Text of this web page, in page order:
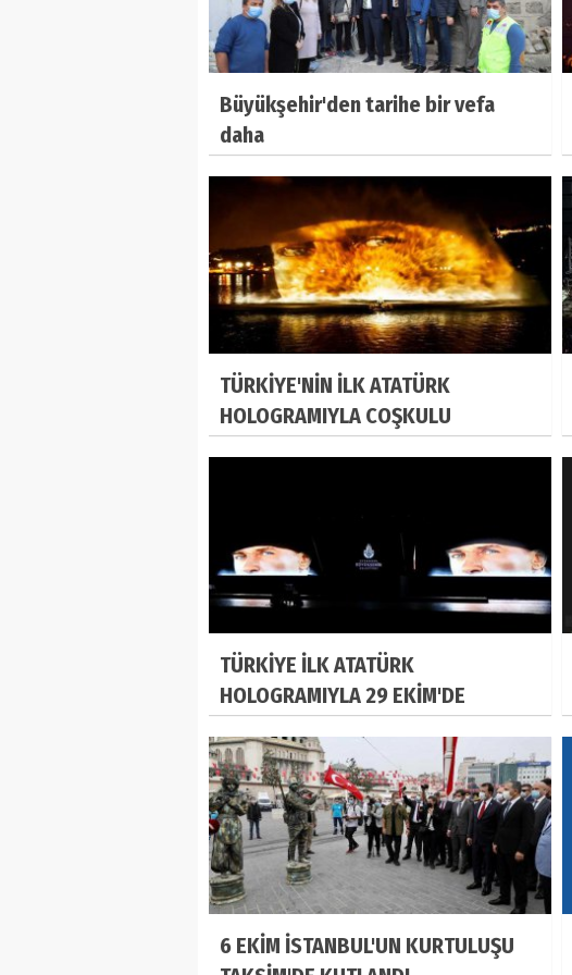
Büyükşehir'den tarihe bir vefa
daha
TÜRKİYE'NİN İLK ATATÜRK
HOLOGRAMIYLA COŞKULU
TÜRKİYE İLK ATATÜRK
HOLOGRAMIYLA 29 EKİM'DE
6 EKİM İSTANBUL'UN KURTULUŞU